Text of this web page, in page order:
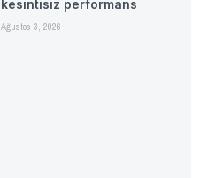
kesintisiz performans
Ağustos 3, 2026